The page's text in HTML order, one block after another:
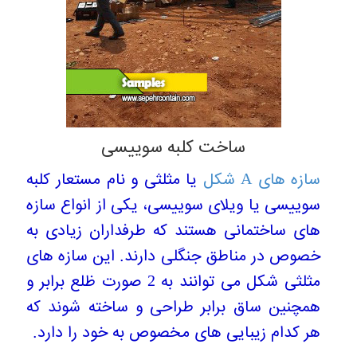
ساخت کلبه سوییسی
سازه های A شکل
یا مثلثی و نام مستعار کلبه
سوییسی یا ویلای سوییسی، یکی از انواع سازه
های ساختمانی هستند که طرفداران زیادی به
خصوص در مناطق جنگلی دارند. این سازه های
مثلثی شکل می توانند به 2 صورت ظلع برابر و
همچنین ساق برابر طراحی و ساخته شوند که
هر کدام زیبایی های مخصوص به خود را دارد.